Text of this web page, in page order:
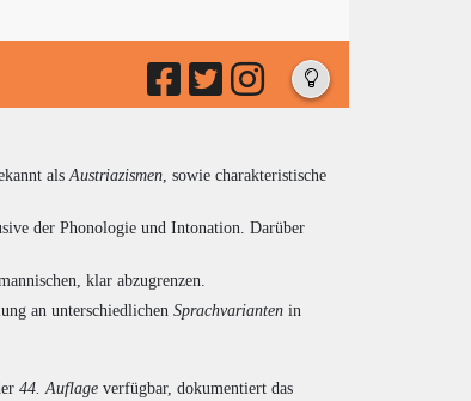
als Austriazismen , sowie charakteristische
der Phonologie und Intonation. Darüber
klar abzugrenzen.
an unterschiedlichen Sprachvarianten in
44. Auflage verfügbar, dokumentiert das